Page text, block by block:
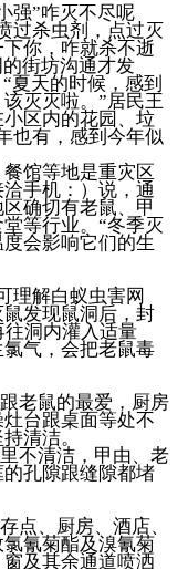
”咋灭不尽呢
杀虫剂，点过灭
你，咋就杀不逝
街坊沟通才发
夏天的时候，感到
灭灭啦。”居民王
区内的花园、垃
也有，感到今年似
馆等地是重灾区
手机：）说，通
确切有老鼠、甲
等行业。“冬季灭
会影响它们的生
解白蚁虫害网
发现鼠洞后，封
洞内灌入适量
气，会把老鼠毒
老鼠的最爱，厨房
台跟桌面等处不
清洁。
不清洁，甲由、老
孔隙跟缝隙都堵
、厨房、酒店、
氰菊酯及溴氰菊
及其余通道喷洒